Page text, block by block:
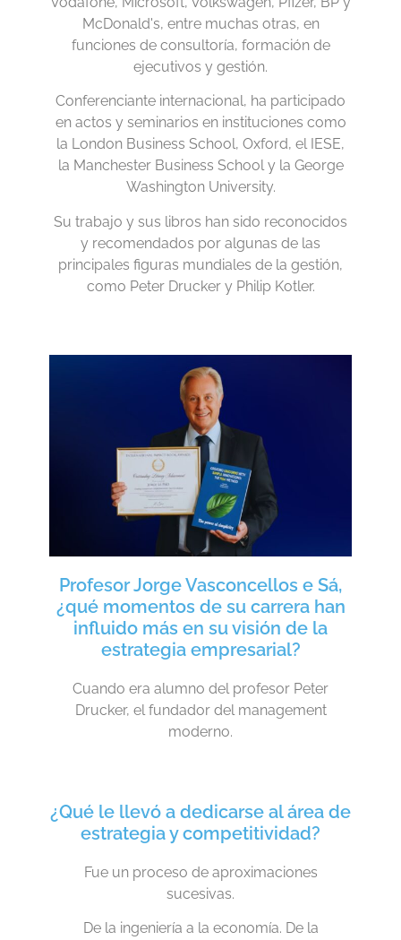
McDonald's, entre muchas otras, en
funciones de consultoría, formación de
ejecutivos y gestión.
Conferenciante internacional, ha participado
en actos y seminarios en instituciones como
la London Business School, Oxford, el IESE,
la Manchester Business School y la George
Washington University.
Su trabajo y sus libros han sido reconocidos
y recomendados por algunas de las
principales figuras mundiales de la gestión,
como Peter Drucker y Philip Kotler.
Profesor Jorge Vasconcellos e Sá,
¿qué momentos de su carrera han
influido más en su visión de la
estrategia empresarial?
Cuando era alumno del profesor Peter
Drucker, el fundador del management
moderno.
¿Qué le llevó a dedicarse al área de
estrategia y competitividad?
Fue un proceso de aproximaciones
sucesivas.
De la ingeniería a la economía. De la